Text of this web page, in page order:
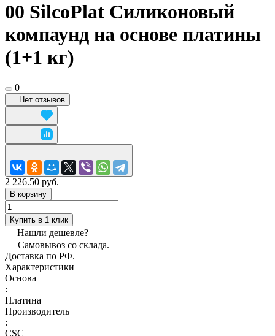
00 SilcoPlat Силиконовый
компаунд на основе платины
(1+1 кг)
0
Нет отзывов
2 226.50 руб.
В корзину
Купить в 1 клик
Нашли дешевле?
Самовывоз со склада.
Доставка по РФ.
Характеристики
Основа
:
Платина
Производитель
:
CSC